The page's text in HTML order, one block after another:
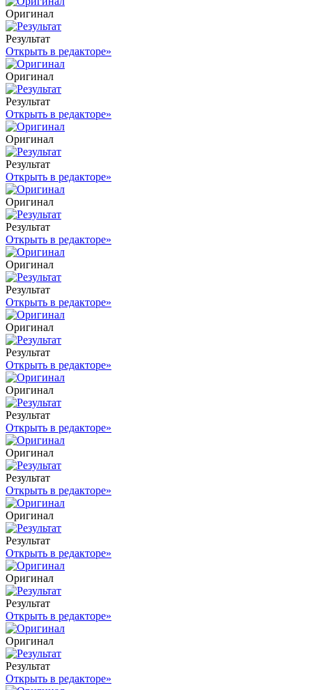
Оригинал
Результат
Открыть в редакторе»
Оригинал
Результат
Открыть в редакторе»
Оригинал
Результат
Открыть в редакторе»
Оригинал
Результат
Открыть в редакторе»
Оригинал
Результат
Открыть в редакторе»
Оригинал
Результат
Открыть в редакторе»
Оригинал
Результат
Открыть в редакторе»
Оригинал
Результат
Открыть в редакторе»
Оригинал
Результат
Открыть в редакторе»
Оригинал
Результат
Открыть в редакторе»
Оригинал
Результат
Открыть в редакторе»